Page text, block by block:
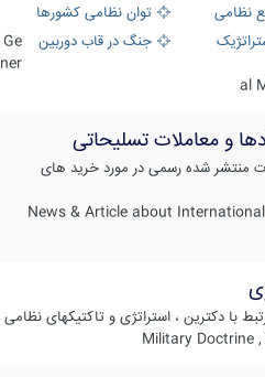
نظامی
توان نظامی کشورها
جنگ در قاب دوربین
Ge
ner
al
و معاملات تسلیحاتی
منتشر شده رسمی در مورد خرید های
News & Article about
با دکترین ، استراتژی و تاکتیکهای نظامی
Military Doctrine